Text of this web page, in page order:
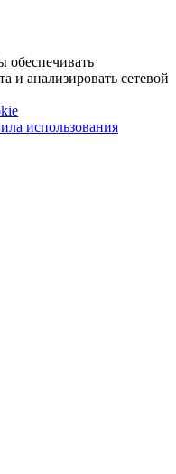
и анализировать сетевой
использования